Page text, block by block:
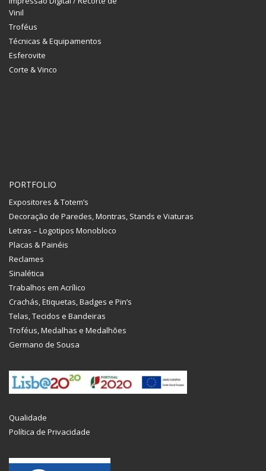
Vinil
Troféus
Técnicas & Equipamentos
Esferovite
Corte & Vinco
PORTFOLIO
Expositores & Totem’s
Decoração de Paredes, Montras, Stands e Viaturas
Letras – Logotipos Monobloco
Placas & Painéis
Reclames
Sinalética
Trabalhos em Acrílico
Crachás, Etiquetas, Badges e Pin’s
Telas, Tecidos e Bandeiras
Troféus, Medalhas e Medalhões
Germano de Sousa
Qualidade
Política de Privacidade